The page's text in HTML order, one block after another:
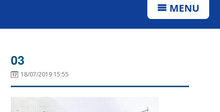
MENU
03
18/07/2019 15:55